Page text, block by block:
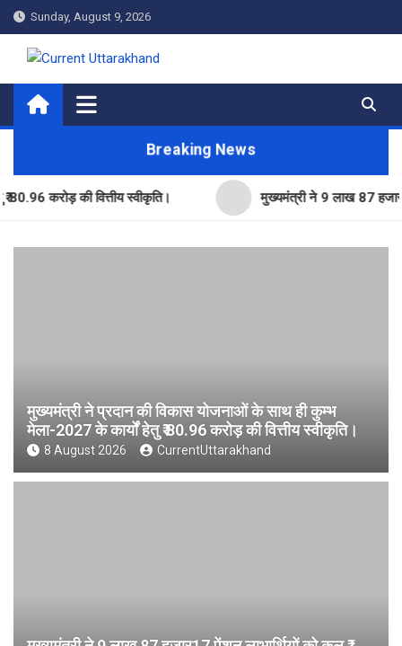
Skip
to
content
Sunday, August 9, 2026
Current Uttarakhand
Breaking News
की वित्तीय स्वीकृति। मुख्यमंत्री ने 9 लाख 87 हजार17 पेंशन
मुख्यमंत्री ने प्रदान की विकास योजनाओं के साथ ही कुम्भ
मेला-2027 के कार्यों हेतु ₹ 80.96 करोड़ की वित्तीय स्वीकृति।
8 August 2026 CurrentUttarakhand